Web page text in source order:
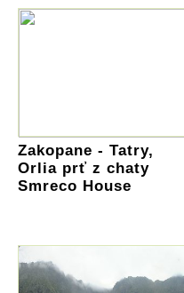
Zakopane - Tatry,
Orlia prť z chaty
Smreco House